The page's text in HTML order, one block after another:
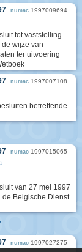
numac 1997009694
tot vaststelling
wijze van
ter uitvoering
numac 1997007108
betreffende
numac 1997015065
van 27 mei 1997
de Belgische Dienst
numac 1997027275